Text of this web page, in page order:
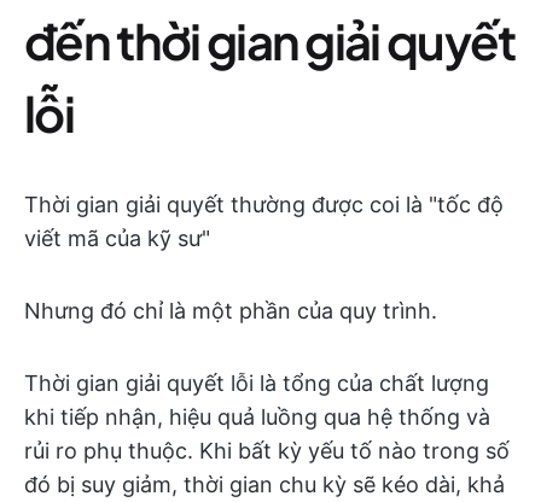
đến thời gian giải quyết
lỗi
Thời gian giải quyết thường được coi là "tốc độ
viết mã của kỹ sư"
Nhưng đó chỉ là một phần của quy trình.
Thời gian giải quyết lỗi là tổng của chất lượng
khi tiếp nhận, hiệu quả luồng qua hệ thống và
rủi ro phụ thuộc. Khi bất kỳ yếu tố nào trong số
đó bị suy giảm, thời gian chu kỳ sẽ kéo dài, khả